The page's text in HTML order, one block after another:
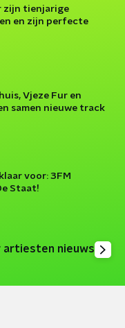
zijn tienjarige
en zijn perfecte
Vjeze Fur en
samen nieuwe track
voor: 3FM
Staat!
artiesten nieuws